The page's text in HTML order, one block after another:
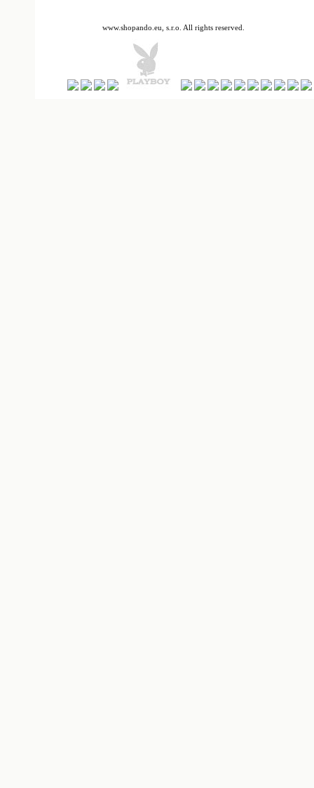
www.shopando.eu, s.r.o. All rights reserved.